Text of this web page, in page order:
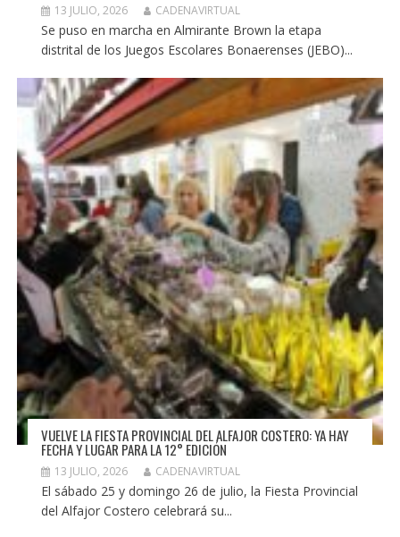
13 JULIO, 2026 CADENAVIRTUAL
Se puso en marcha en Almirante Brown la etapa
distrital de los Juegos Escolares Bonaerenses (JEBO)...
VUELVE LA FIESTA PROVINCIAL DEL ALFAJOR COSTERO: YA HAY
FECHA Y LUGAR PARA LA 12° EDICIÓN
13 JULIO, 2026 CADENAVIRTUAL
El sábado 25 y domingo 26 de julio, la Fiesta Provincial
del Alfajor Costero celebrará su...